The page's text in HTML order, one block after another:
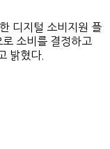
디지털 소비지원 플
소비를 결정하고
밝혔다.